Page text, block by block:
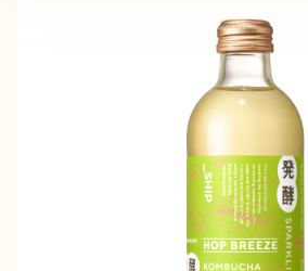
12本セット
お試し購入（都度購入）
4本セット
お試し購入（都度購入）
REGULAR PRODUCTS